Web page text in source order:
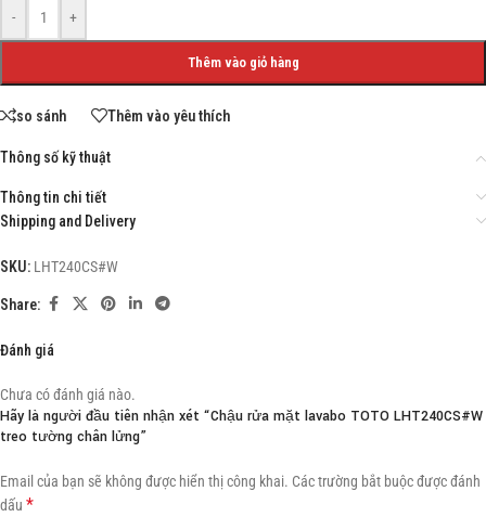
- +
Thêm vào giỏ hàng
so sánh Thêm vào yêu thích
Thông số kỹ thuật
Thông tin chi tiết
Shipping and Delivery
SKU: LHT240CS#W
Share:
Đánh giá
Chưa có đánh giá nào.
Hãy là người đầu tiên nhận xét “Chậu rửa mặt lavabo TOTO LHT240CS#W
treo tường chân lửng”
Email của bạn sẽ không được hiển thị công khai. Các trường bắt buộc được đánh
dấu *